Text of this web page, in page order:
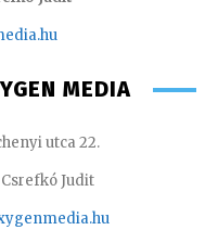
MEDIA
utca 22.
Csrefkó Judit